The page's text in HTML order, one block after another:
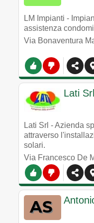
LM Impianti -
assistenza
Via Bonaventura
Lati Srl
Lati Srl - Azienda
attraverso
solari.
Via Francesco De